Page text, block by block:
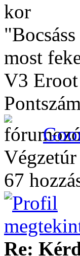
kor
most
V3
Végzetúr
67
Re: